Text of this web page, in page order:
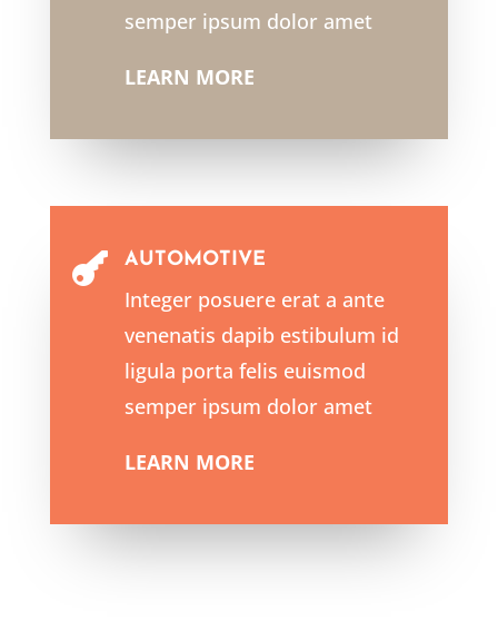
semper ipsum dolor amet
LEARN MORE
 AUTOMOTIVE
Integer posuere erat a ante
venenatis dapib estibulum id
ligula porta felis euismod
semper ipsum dolor amet
LEARN MORE